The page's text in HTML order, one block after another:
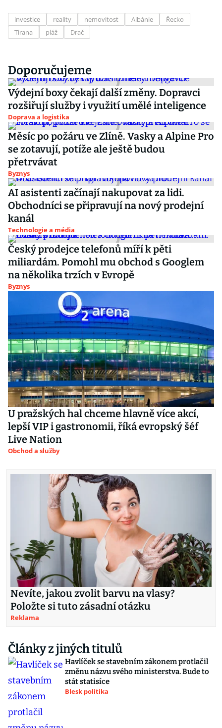
investice reality nemovitost Albánie
Řecko
Tirana
pláž Drač
Doporučujeme
Výdejní boxy čekají další změny. Dopravci
rozšiřují služby i využití umělé inteligence
Doprava a logistika
Měsíc po požáru ve Zlíně. Vasky a Alpine Pro
se zotavují, potíže ale ještě budou
přetrvávat
Byznys
AI asistenti začínají nakupovat za lidi.
Obchodníci se připravují na nový prodejní
kanál
Technologie a média
Český prodejce telefonů míří k pěti
miliardám. Pomohl mu obchod s Googlem
na několika trzích v Evropě
Byznys
U pražských hal chceme hlavně více akcí,
lepší VIP i gastronomii, říká evropský šéf
Live Nation
Obchod a služby
Nevíte, jakou zvolit barvu na vlasy?
Položte si tuto zásadní otázku
Reklama
Články z jiných titulů
Havlíček se stavebním zákonem protlačil
změnu názvu svého ministerstva. Bude to
stát statisíce
Blesk politika